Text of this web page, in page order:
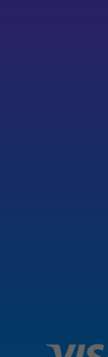
Satürn
Tarot